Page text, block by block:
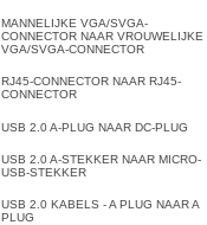
MANNELIJKE VGA/SVGA-
CONNECTOR NAAR VROUWELIJKE
VGA/SVGA-CONNECTOR
RJ45-CONNECTOR NAAR RJ45-
CONNECTOR
USB 2.0 A-PLUG NAAR DC-PLUG
USB 2.0 A-STEKKER NAAR MICRO-
USB-STEKKER
USB 2.0 KABELS - A PLUG NAAR A
PLUG